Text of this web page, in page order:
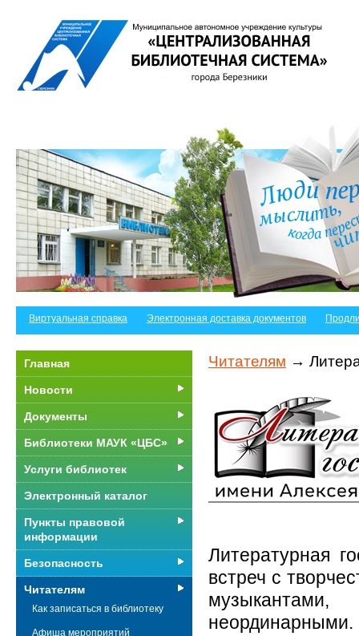
Виртуальная справка Электронная доставка документов
Читателям →
Литературная
встреч с
неординарными.
Главная
Новости
Документы
Библиотеки МАУК «ЦБС»
Услуги библиотек
Электронный каталог
Пункты правовой
информации
Безопасность
Читателям
Как записаться в библиотеку
Афиша мероприятий